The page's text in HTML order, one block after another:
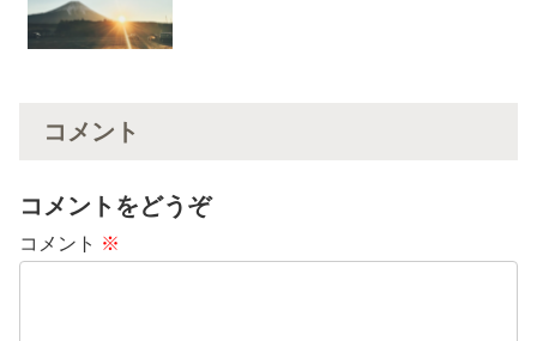
コメント
コメントをどうぞ
コメント ※